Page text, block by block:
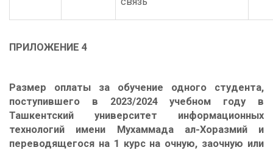
ПРИЛОЖЕНИЕ 4
Размер оплаты за обучение одного студента,
поступившего в 2023/2024 учебном году в
Ташкентский университет информационных
технологий имени Мухаммада ал-Хоразмий и
переводящегося на 1 курс на очную, заочную или